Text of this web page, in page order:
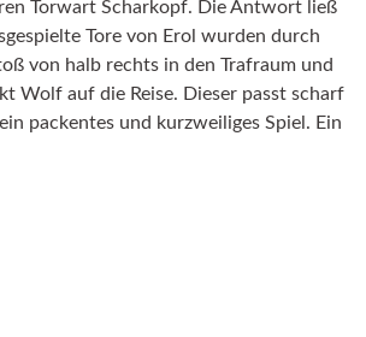
Torwart Scharkopf. Die Antwort ließ
Tore von Erol wurden durch
von halb rechts in den Trafraum und
Wolf auf die Reise. Dieser passt scharf
packentes und kurzweiliges Spiel. Ein